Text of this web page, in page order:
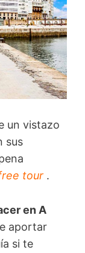
un vistazo
sus
tour .
en A
aportar
si te